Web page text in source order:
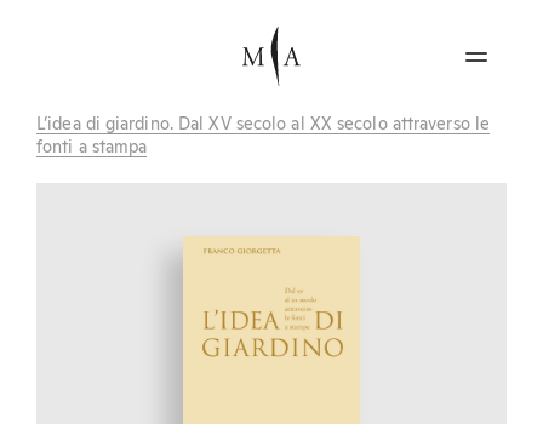
L’idea di giardino. Dal XV secolo al XX secolo attraverso le
fonti a stampa